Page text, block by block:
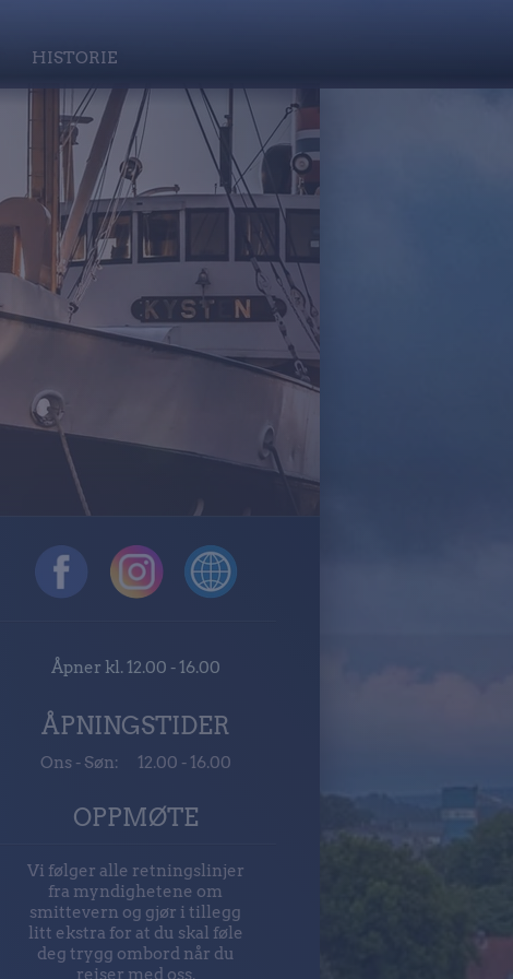
HISTORIE
Åpner kl. 12.00 - 16.00
ÅPNINGSTIDER
Ons - Søn: 12.00 - 16.00
OPPMØTE
Vi følger alle retningslinjer
fra myndighetene om
smittevern og gjør i tillegg
litt ekstra for at du skal føle
deg trygg ombord når du
reiser med oss.